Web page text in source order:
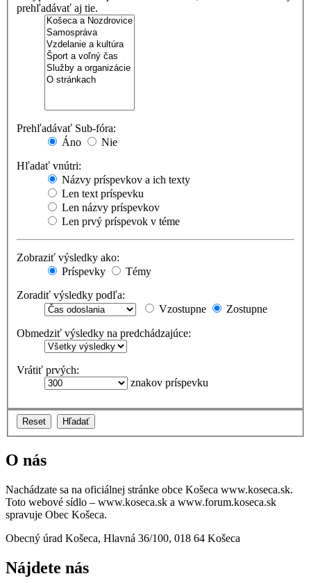
prehľadávať aj tie.
Prehľadávať Sub-fóra:
Áno
Nie
Hľadať vnútri:
Názvy príspevkov a ich texty
Len text príspevku
Len názvy príspevkov
Len prvý príspevok v téme
Zobraziť výsledky ako:
Príspevky
Témy
Zoradiť výsledky podľa:
Vzostupne
Zostupne
Obmedziť výsledky na predchádzajúce:
Vrátiť prvých:
znakov príspevku
O nás
Nachádzate sa na oficiálnej stránke obce Košeca www.koseca.sk.
Toto webové sídlo – www.koseca.sk a www.forum.koseca.sk
spravuje Obec Košeca.
Obecný úrad Košeca, Hlavná 36/100, 018 64 Košeca
Nájdete nás